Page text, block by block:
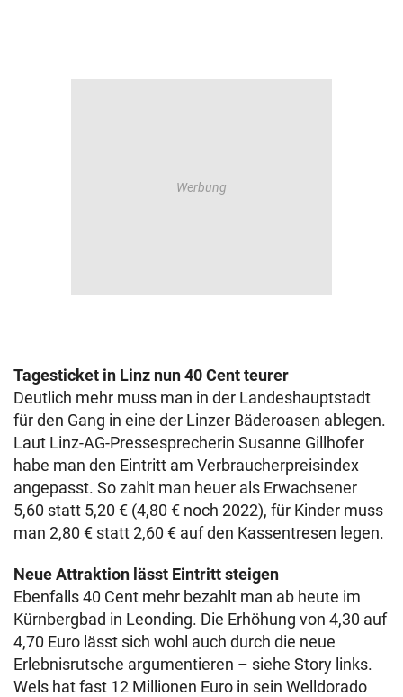
Tagesticket in Linz nun 40 Cent teurer
Deutlich mehr muss man in der Landeshauptstadt
für den Gang in eine der Linzer Bäderoasen ablegen.
Laut Linz-AG-Pressesprecherin Susanne Gillhofer
habe man den Eintritt am Verbraucherpreisindex
angepasst. So zahlt man heuer als Erwachsener
5,60 statt 5,20 € (4,80 € noch 2022), für Kinder muss
man 2,80 € statt 2,60 € auf den Kassentresen legen.
Neue Attraktion lässt Eintritt steigen
Ebenfalls 40 Cent mehr bezahlt man ab heute im
Kürnbergbad in Leonding. Die Erhöhung von 4,30 auf
4,70 Euro lässt sich wohl auch durch die neue
Erlebnisrutsche argumentieren – siehe Story links.
Wels hat fast 12 Millionen Euro in sein Welldorado